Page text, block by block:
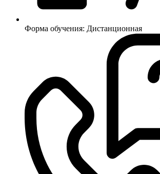
Форма обучения: Дистанционная